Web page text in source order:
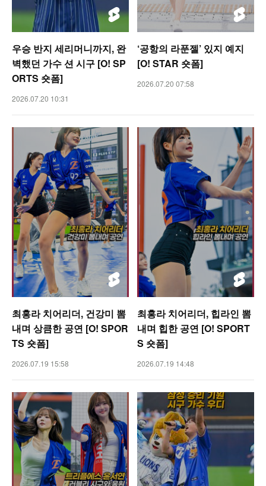
우승 반지 세리머니까지, 완
벽했던 가수 션 시구 [O! SP
ORTS 숏폼]
2026.07.20 10:31
‘공항의 라푼젤’ 있지 예지
[O! STAR 숏폼]
2026.07.20 07:58
최홍라 치어리더, 건강미 뽐
내며 상큼한 공연 [O! SPOR
TS 숏폼]
2026.07.19 15:58
최홍라 치어리더, 힙라인 뽐
내며 힙한 공연 [O! SPORT
S 숏폼]
2026.07.19 14:48